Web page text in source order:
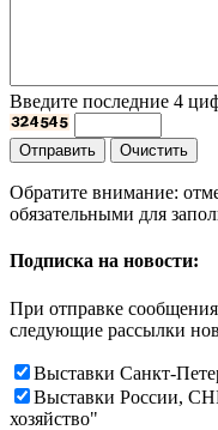
Введите последние 4
Обратите внимание:
обязательными для
Подписка на новости:
При отправке
следующие рассылки
Выставки Санкт-
Выставки России,
хозяйство"